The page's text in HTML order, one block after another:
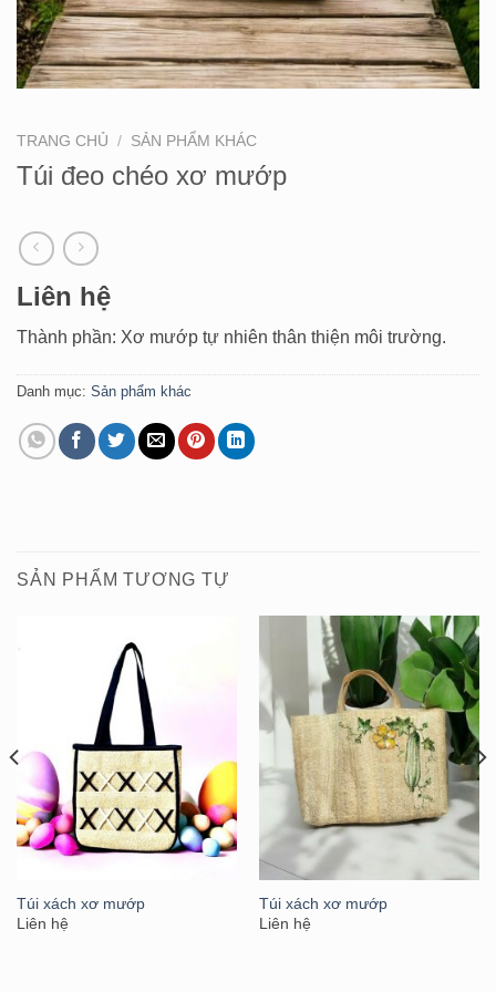
TRANG CHỦ / SẢN PHẨM KHÁC
Túi đeo chéo xơ mướp
Liên hệ
Thành phần: Xơ mướp tự nhiên thân thiện môi trường.
Danh mục: Sản phẩm khác
SẢN PHẨM TƯƠNG TỰ
Túi xách xơ mướp
Liên hệ
Túi xách xơ mướp
Liên hệ